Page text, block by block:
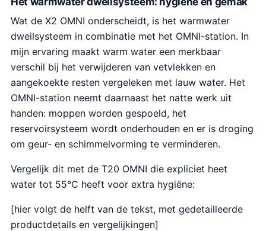
Wat de X2 OMNI onderscheidt, is het warmwater
dweilsysteem in combinatie met het OMNI-station. In
mijn ervaring maakt warm water een merkbaar
verschil bij het verwijderen van vetvlekken en
aangekoekte resten vergeleken met lauw water. Het
OMNI-station neemt daarnaast het natte werk uit
handen: moppen worden gespoeld, het
reservoirsysteem wordt onderhouden en er is droging
om geur- en schimmelvorming te verminderen.
Vergelijk dit met de T20 OMNI die expliciet heet
water tot 55°C heeft voor extra hygiëne:
[hier volgt de helft van de tekst, met gedetailleerde
productdetails en vergelijkingen]